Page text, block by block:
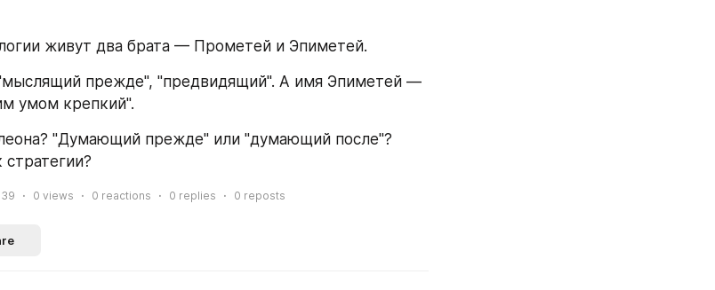
живут два брата — Прометей и Эпиметей.
прежде", "предвидящий". А имя Эпиметей —
умом крепкий".
"Думающий прежде" или "думающий после"?
стратегии?
0 views 0 reactions 0 replies 0 reposts